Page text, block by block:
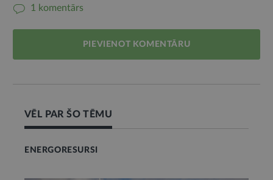
1 komentārs
PIEVIENOT KOMENTĀRU
VĒL PAR ŠO TĒMU
ENERGORESURSI